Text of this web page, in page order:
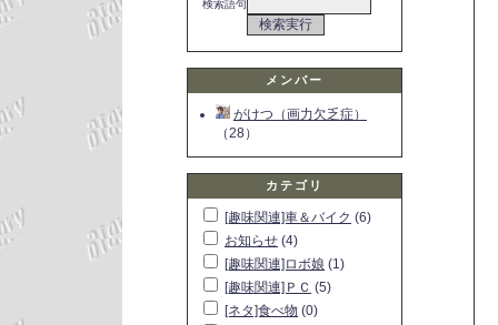
検索語句
メンバー
がけつ（画力欠乏症）
（28）
カテゴリ
[趣味関連]車＆バイク (6)
お知らせ (4)
[趣味関連]ロボ娘 (1)
[趣味関連]ＰＣ (5)
[ネタ]食べ物 (0)